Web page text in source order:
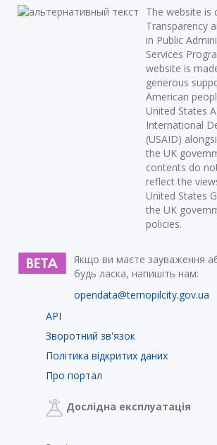
The website is
Transparency
in Public
Services
website is
generous
American
United States
International
(USAID)
the UK
contents do
reflect the
United States
the UK
policies.
Якщо ви маєте зауваження
будь ласка, напишіть нам:
opendata@ternopilcity.gov.ua
API
Зворотний зв'язок
Політика відкритих даних
Про портал
Дослідна експлуатація